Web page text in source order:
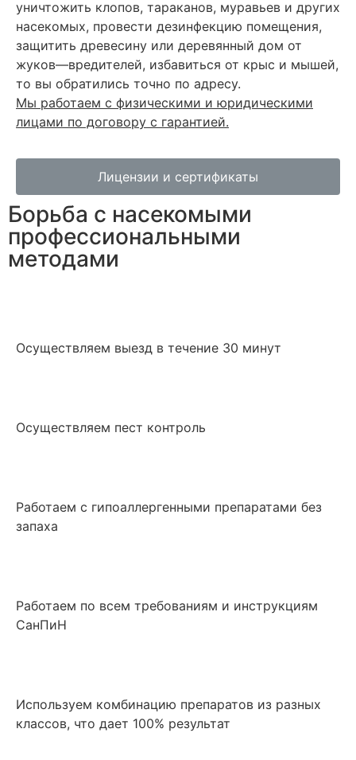
уничтожить клопов, тараканов, муравьев и других
насекомых, провести дезинфекцию помещения,
защитить древесину или деревянный дом от
жуков—вредителей, избавиться от крыс и мышей,
то вы обратились точно по адресу.
Мы работаем с физическими и юридическими
лицами по договору с гарантией.
Лицензии и сертификаты
Борьба с насекомыми
профессиональными
методами
Осуществляем выезд в течение 30 минут
Осуществляем пест контроль
Работаем с гипоаллергенными препаратами без
запаха
Работаем по всем требованиям и инструкциям
СанПиН
Используем комбинацию препаратов из разных
классов, что дает 100% результат